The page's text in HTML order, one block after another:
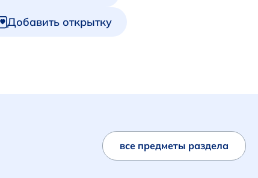
Добавить открытку
все предметы раздела